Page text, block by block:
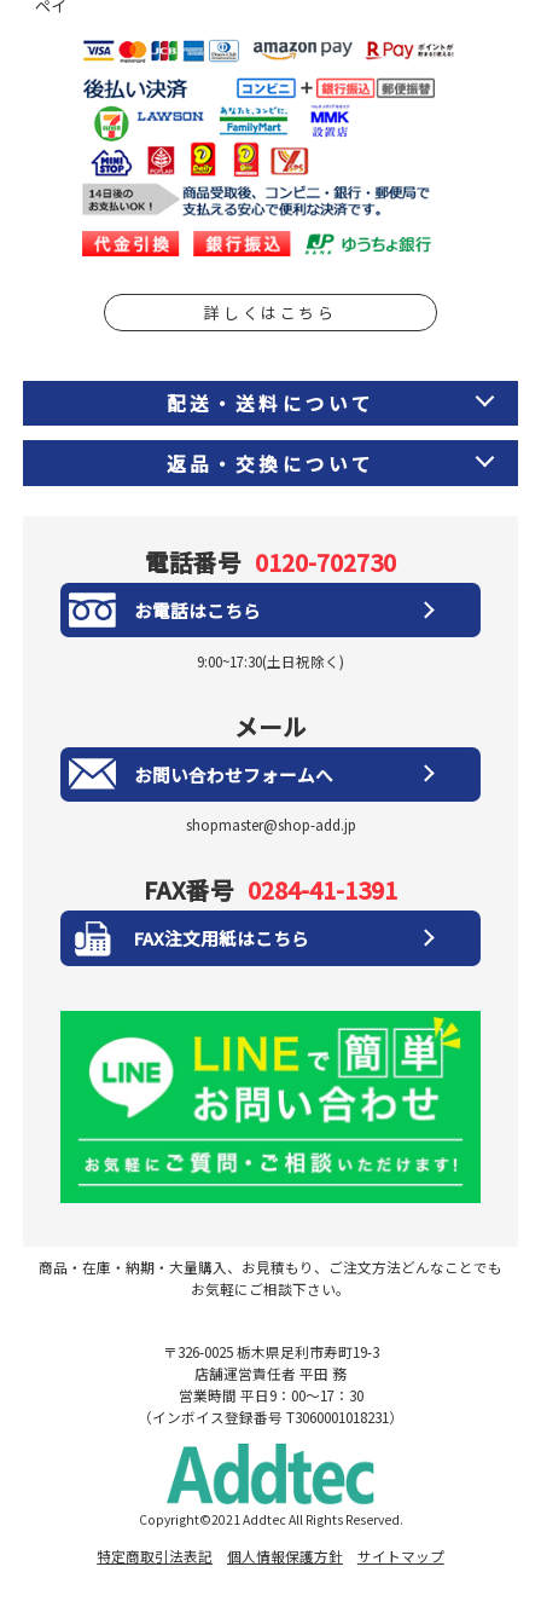
ペイ
詳しくはこちら
配送・送料について
返品・交換について
電話番号 0120-702730
お電話はこちら
9:00~17:30(土日祝除く)
メール
お問い合わせフォームへ
shopmaster@shop-add.jp
FAX番号 0284-41-1391
FAX注文用紙はこちら
商品・在庫・納期・大量購入、お見積もり、ご注文方法どんなことでも
お気軽にご相談下さい。
〒326-0025 栃木県足利市寿町19-3
店舗運営責任者 平田 務
営業時間 平日9：00～17：30
（インボイス登録番号 T3060001018231）
Copyright©2021 Addtec All Rights Reserved.
特定商取引法表記 個人情報保護方針 サイトマップ